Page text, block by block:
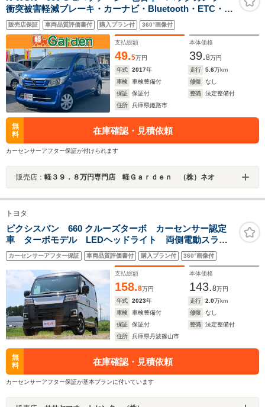
衝突被害軽減ブレーキ・カーナビ・Bluetooth・ETC・
CD/DVD再生・スマートキー&プッシュスタート・ベンチ
シート・ルームクリーニング
販売店保証 車両品質評価書付 購入プラン付 360°画像付
支払総額
49.5万円
本体価格
39.8万円
年式
2017年 走行 5.6万km
車検
車検整備付 修復
なし
保証
保証付 整備
法定整備付
住所
兵庫県姫路市
無
料
在庫確認・見積依頼
カーセンサーアフター保証が付けられます
販売店： 軽３９．８万円専門店 軽Ｇａｒｄｅｎ （株）ネオ
トヨタ
ピクシスバン 660 クルーズターボ カーセンサー認定
車 ターボモデル LEDヘッドライト 両側電動スライ
ドドア 純正ナビ Bluetooth Bカメラ ETC2.0
カーセンサーアフター保証 車両品質評価書付 購入プラン付 360°画像付
支払総額
158.8万円
本体価格
143.8万円
年式
2023年 走行 2.0万km
車検
車検整備付 修復
なし
保証
保証付 整備
法定整備付
住所
兵庫県丹波篠山市
無
料
在庫確認・見積依頼
カーセンサーアフター保証が基本プランに付いています